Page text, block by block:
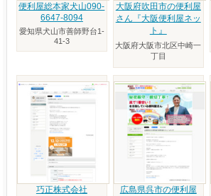
便利屋総本家犬山090-
6647-8094
愛知県犬山市善師野台1-
41-3
大阪府吹田市の便利屋
さん『大阪便利屋ネッ
ト』
大阪府大阪市北区中崎一
丁目
巧正株式会社
広島県呉市の便利屋